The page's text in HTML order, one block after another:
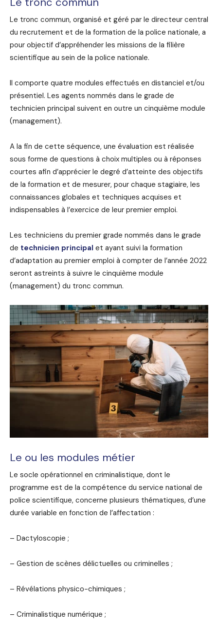
Le tronc commun, organisé et géré par le directeur central
du recrutement et de la formation de la police nationale, a
pour objectif d’appréhender les missions de la filière
scientifique au sein de la police nationale.
Il comporte quatre modules effectués en distanciel et/ou
présentiel. Les agents nommés dans le grade de
technicien principal suivent en outre un cinquième module
(management).
A la fin de cette séquence, une évaluation est réalisée
sous forme de questions à choix multiples ou à réponses
courtes afin d’apprécier le degré d’atteinte des objectifs
de la formation et de mesurer, pour chaque stagiaire, les
connaissances globales et techniques acquises et
indispensables à l’exercice de leur premier emploi.
Les techniciens du premier grade nommés dans le grade
de technicien principal et ayant suivi la formation
d’adaptation au premier emploi à compter de l’année 2022
seront astreints à suivre le cinquième module
(management) du tronc commun.
Le ou les modules métier
Le socle opérationnel en criminalistique, dont le
programme est de la compétence du service national de
police scientifique, concerne plusieurs thématiques, d’une
durée variable en fonction de l’affectation :
– Dactyloscopie ;
– Gestion de scènes délictuelles ou criminelles ;
– Révélations physico-chimiques ;
– Criminalistique numérique ;